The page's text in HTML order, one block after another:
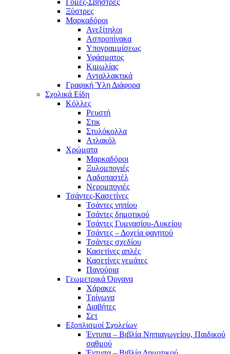
Γόμες-Σβήστρες
Ξύστρες
Μαρκαδόροι
Ανεξίτηλοι
Ασπροπίνακα
Υπογραμμίσεως
Υφάσματος
Κιμωλίας
Ανταλλακτικά
Γραφική Ύλη Διάφορα
Σχολικά Είδη
Κόλλες
Ρευστή
Στικ
Στυλόκολλα
Ατλακόλ
Χρώματα
Μαρκαδόροι
Ξυλομπογιές
Λαδοπαστέλ
Νερομπογιές
Τσάντες-Κασετίνες
Τσάντες νηπίου
Τσάντες δημοτικού
Τσάντες Γυμνασίου-Λυκείου
Τσάντες – Δοχεία φαγητού
Τσάντες σχεδίου
Κασετίνες απλές
Κασετίνες γεμάτες
Παγούρια
Γεωμετρικά Όργανα
Χάρακες
Τρίγωνα
Διαβήτες
Σετ
Εξοπλισμοί Σχολείων
Έντυπα – Βιβλία Νηπιαγωγείου, Παιδικού
σαθμού